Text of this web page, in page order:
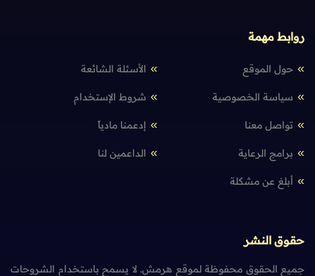
روابط مهمة
حول الموقع الأسئلة الشائعة
سياسة الخصوصية شروط الإستخدام
تواصل معنا إدعمنا مادياً
برامج الرعاية الداعمين لنا
أبلغ عن مشكلة
حقوق النشر
جميع الحقوق محفوظة لموقع هرمش. لا يسمح باستخدام الشروحات